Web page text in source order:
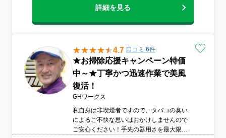
詳細を見る
4.7 口コミ 6件
★お掃除応援キャンペーン特価
中～★丁寧かつ迅速作業で美風
復活！
GHワークス
私自身は非喫煙者ですので、タバコの臭い
によるご不快な思いはおかけしませんので
ご安心ください！手先の器用さを最大限に